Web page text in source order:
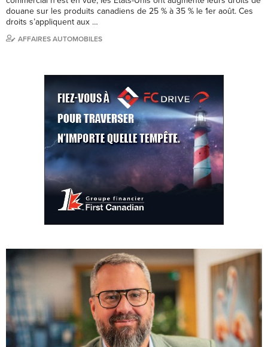
douane sur les produits canadiens de 25 % à 35 % le 1er août. Ces
droits s’appliquent aux …
AFFAIRES AUTOMOBILES